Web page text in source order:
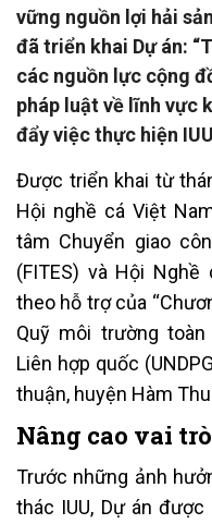
vững nguồn lợi hải
đã triển khai Dự án:
các nguồn lực cộng
pháp luật về lĩnh vực
đẩy việc thực hiện
Được triển khai từ
Hội nghề cá Việt
tâm Chuyển giao
(FITES) và Hội
theo hỗ trợ của
Quỹ môi trường
Liên hợp quốc
thuận, huyện Hàm
Nâng cao vai
Trước những ảnh
thác IUU, Dự án